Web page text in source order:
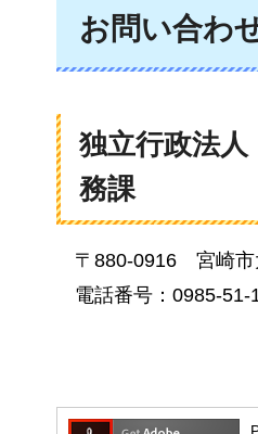
お問い合わ
独立行政法人
務課
〒880-0916 宮崎市
電話番号：0985-51-